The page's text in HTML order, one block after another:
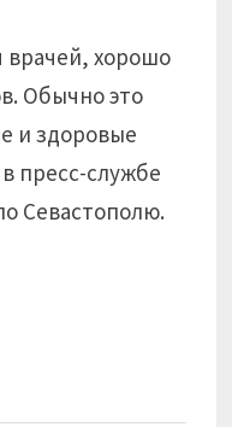
врачей, хорошо
Обычно это
и здоровые
пресс-службе
Севастополю.